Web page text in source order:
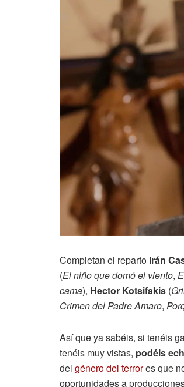
Completan el reparto Irán
(El niño que domó el viento,
cama), Hector Kotsifakis (
Crimen del Padre Amaro,
Así que ya sabéis, si tenéis
tenéis muy vistas, podéis
del género del terrores que
oportunidades a